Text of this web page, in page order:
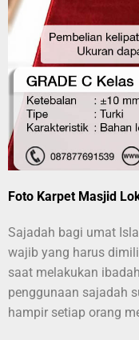
Foto Karpet Masjid
Sajadah bagi umat
wajib yang harus
saat melakukan
penggunaan sajadah
hampir setiap orang